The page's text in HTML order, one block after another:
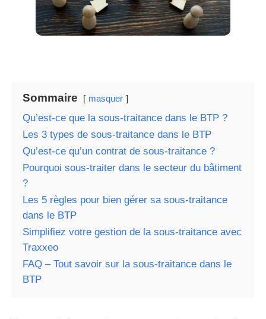
Sommaire masquer
Qu’est-ce que la sous-traitance dans le BTP ?
Les 3 types de sous-traitance dans le BTP
Qu’est-ce qu’un contrat de sous-traitance ?
Pourquoi sous-traiter dans le secteur du bâtiment
?
Les 5 règles pour bien gérer sa sous-traitance
dans le BTP
Simplifiez votre gestion de la sous-traitance avec
Traxxeo
FAQ – Tout savoir sur la sous-traitance dans le
BTP